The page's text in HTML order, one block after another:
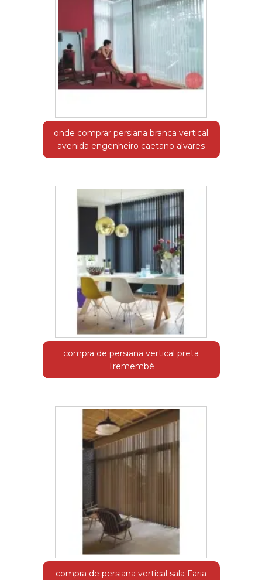
onde comprar persiana branca vertical
avenida engenheiro caetano alvares
compra de persiana vertical preta
Tremembé
compra de persiana vertical sala Faria